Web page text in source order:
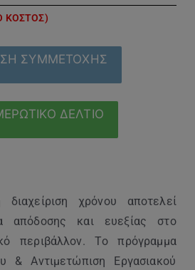
ΚΟΣΤΟΣ)
ΣΥΜΜΕΤΟΧΗΣ
ΔΕΛΤΙΟ
διαχείριση χρόνου αποτελεί
απόδοσης και ευεξίας στο
περιβάλλον. Το πρόγραμμα
& Αντιμετώπιση Εργασιακού